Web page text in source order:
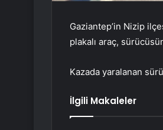
Gaziantep’in Nizip
plakalı araç,
Kazada yaralanan
İlgili Makaleler